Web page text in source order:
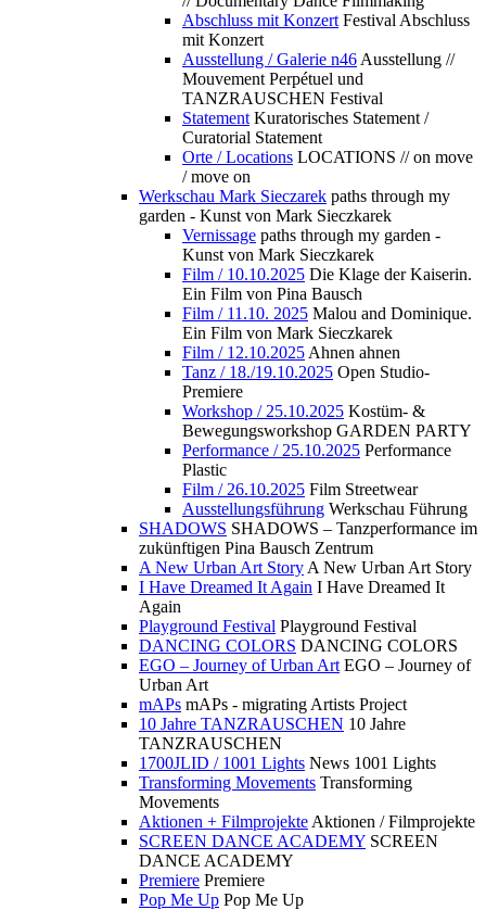
Abschluss mit Konzert Festival Abschluss
mit Konzert
Ausstellung / Galerie n46 Ausstellung //
Mouvement Perpétuel und
TANZRAUSCHEN Festival
Statement Kuratorisches Statement /
Curatorial Statement
Orte / Locations LOCATIONS // on move
/ move on
Werkschau Mark Sieczarek paths through my
garden - Kunst von Mark Sieczkarek
Vernissage paths through my garden -
Kunst von Mark Sieczkarek
Film / 10.10.2025 Die Klage der Kaiserin.
Ein Film von Pina Bausch
Film / 11.10. 2025 Malou and Dominique.
Ein Film von Mark Sieczkarek
Film / 12.10.2025 Ahnen ahnen
Tanz / 18./19.10.2025 Open Studio-
Premiere
Workshop / 25.10.2025 Kostüm- &
Bewegungsworkshop GARDEN PARTY
Performance / 25.10.2025 Performance
Plastic
Film / 26.10.2025 Film Streetwear
Ausstellungsführung Werkschau Führung
SHADOWS SHADOWS – Tanzperformance im
zukünftigen Pina Bausch Zentrum
A New Urban Art Story A New Urban Art Story
I Have Dreamed It Again I Have Dreamed It
Again
Playground Festival Playground Festival
DANCING COLORS DANCING COLORS
EGO – Journey of Urban Art EGO – Journey of
Urban Art
mAPs mAPs - migrating Artists Project
10 Jahre TANZRAUSCHEN 10 Jahre
TANZRAUSCHEN
1700JLID / 1001 Lights News 1001 Lights
Transforming Movements Transforming
Movements
Aktionen + Filmprojekte Aktionen / Filmprojekte
SCREEN DANCE ACADEMY SCREEN
DANCE ACADEMY
Premiere Premiere
Pop Me Up Pop Me Up